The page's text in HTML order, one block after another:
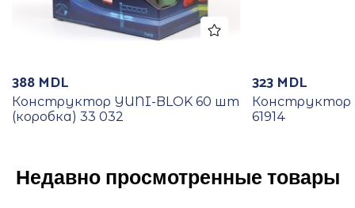
388 MDL
Конструктор YUNI-BLOK 60 шт
(коробка) 33 032
323 MDL
Конструктор
61914
Недавно просмотренные товары